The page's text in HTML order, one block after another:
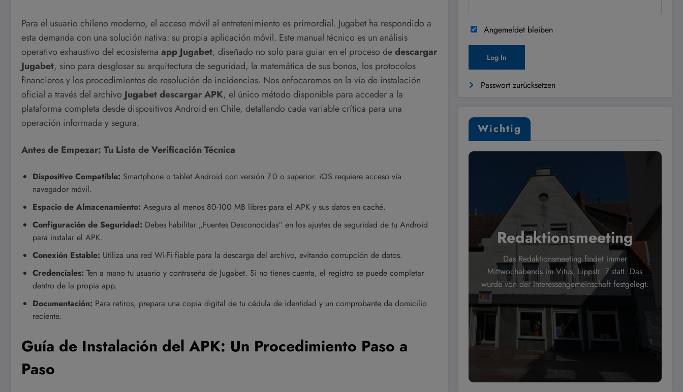
Para el usuario chileno moderno, el acceso móvil al entretenimiento es primordial. Jugabet ha respondido a
esta demanda con una solución nativa: su propia aplicación móvil. Este manual técnico es un análisis
operativo exhaustivo del ecosistema app Jugabet, diseñado no solo para guiar en el proceso dedescargar
Jugabet, sino para desglosar su arquitectura de seguridad, la matemática de sus bonos, los protocolos
financieros y los procedimientos de resolución de incidencias. Nos enfocaremos en la vía de instalación
oficial a través del archivo Jugabet descargar APK, el único método disponible para acceder a la
plataforma completa desde dispositivos Android en Chile, detallando cada variable crítica para una
operación informada y segura.
Antes de Empezar: Tu Lista de Verificación Técnica
Dispositivo Compatible: Smartphone o tablet Android con versión 7.0 o superior. iOS requiere acceso vía
navegador móvil.
Espacio de Almacenamiento: Asegura al menos 80-100 MB libres para el APK y sus datos en caché.
Configuración de Seguridad: Debes habilitar „Fuentes Desconocidas“ en los ajustes de seguridad de tu Android
para instalar el APK.
Conexión Estable: Utiliza una red Wi-Fi fiable para la descarga del archivo, evitando corrupción de datos.
Credenciales: Ten a mano tu usuario y contraseña de Jugabet. Si no tienes cuenta, el registro se puede completar
dentro de la propia app.
Documentación: Para retiros, prepara una copia digital de tu cédula de identidad y un comprobante de domicilio
reciente.
Guía de Instalación del APK: Un Procedimiento Paso a
Paso
Angemeldet bleiben
Passwort zurücksetzen
Wichtig
Redaktionsmeeting
Das Redaktionsmeeting findet immer
Mittwochabends im Vitus, Lippstr. 7 statt. Das
wurde von der Interessengemeinschaft festgelegt.